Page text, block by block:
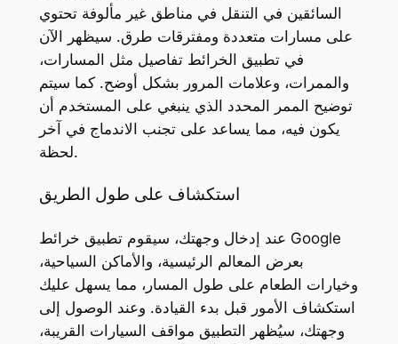
السائقين في التنقل في مناطق غير مألوفة تحتوي
على مسارات متعددة ومفترقات طرق. سيظهر الآن
في تطبيق الخرائط تفاصيل مثل المسارات،
والممرات، وعلامات المرور بشكل أوضح. كما سيتم
توضيح الممر المحدد الذي ينبغي على المستخدم أن
يكون فيه، مما يساعد على تجنب الاندماج في آخر
لحظة.
استكشاف على طول الطريق
عند إدخال وجهتك، سيقوم تطبيق خرائط Google
بعرض المعالم الرئيسية، والأماكن السياحية،
وخيارات الطعام على طول المسار، مما يسهل عليك
استكشاف الأمور قبل بدء القيادة. وعند الوصول إلى
وجهتك، سيُظهر التطبيق مواقف السيارات القريبة،